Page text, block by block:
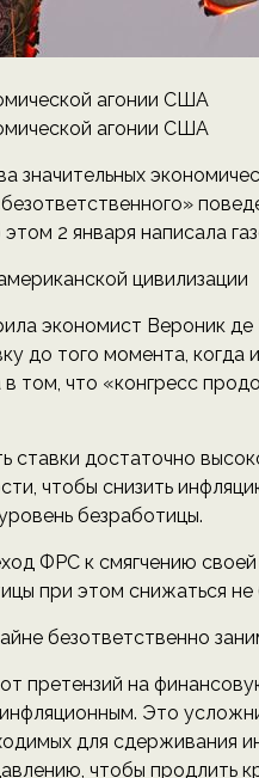
значительных
2 января написала
цивилизации
экономист Вероник
до того момента, когда
том, что «конгресс
достаточно
чтобы снизить
безработицы.
ФРС к смягчению
при этом снижаться не
безответственно
претензий на
Это
для сдерживания
чтобы продлить